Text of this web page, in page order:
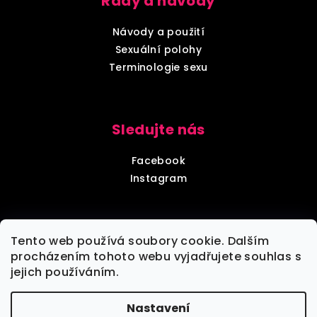
Tento web používá soubory cookie. Dalším
procházením tohoto webu vyjadřujete souhlas s
jejich používáním.
Nastavení
Návody a použití
Sexuální polohy
Terminologie sexu
Sledujte nás
Facebook
Instagram
Diskrétní balení
Každou objednávku zabalíme tak, aby nebylo poznat,